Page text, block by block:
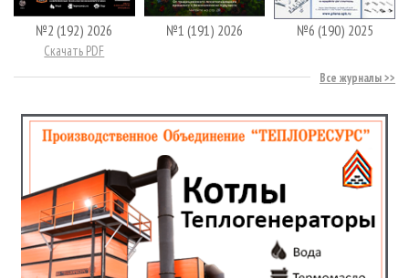
№2 (192) 2026
Скачать PDF
№1 (191) 2026 №6 (190) 2025
Все журналы